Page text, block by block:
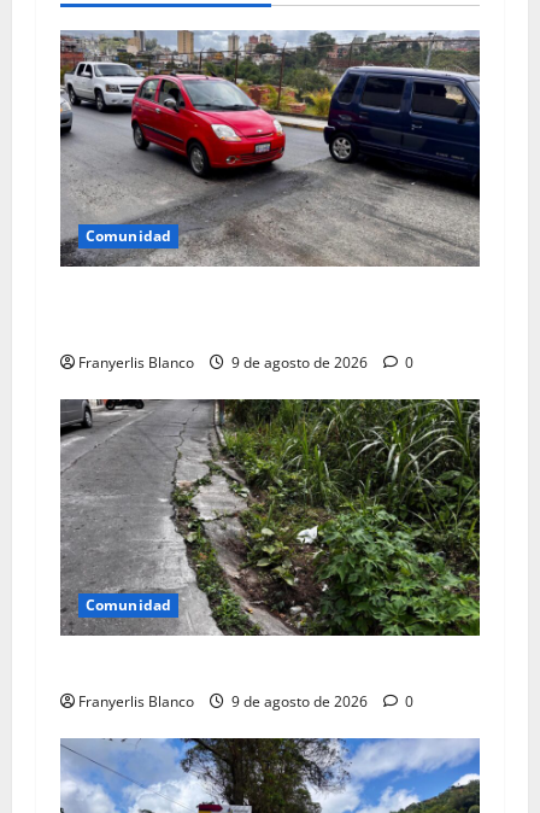
Comunidad
Franyerlis Blanco 9 de agosto de 2026 0
Comunidad
Franyerlis Blanco 9 de agosto de 2026 0